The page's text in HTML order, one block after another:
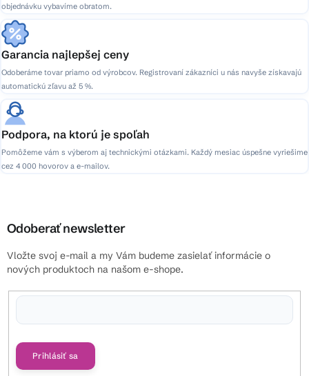
objednávku vybavíme obratom.
Garancia najlepšej ceny
Odoberáme tovar priamo od výrobcov. Registrovaní zákazníci u nás navyše získavajú
automatickú zľavu až 5 %.
Podpora, na ktorú je spoľah
Pomôžeme vám s výberom aj technickými otázkami. Každý mesiac úspešne vyriešime
cez 4 000 hovorov a e-mailov.
Odoberať newsletter
Vložte svoj e-mail a my Vám budeme zasielať informácie o
nových produktoch na našom e-shope.
Prihlásiť sa